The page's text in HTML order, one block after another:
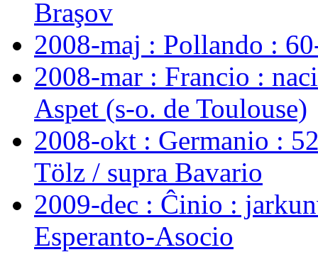
Braşov
2008-maj : Pollando :
2008-mar : Francio :
Aspet (s-o. de Toulouse)
2008-okt : Germanio :
Tölz / supra Bavario
2009-dec : Ĉinio :
Esperanto-Asocio